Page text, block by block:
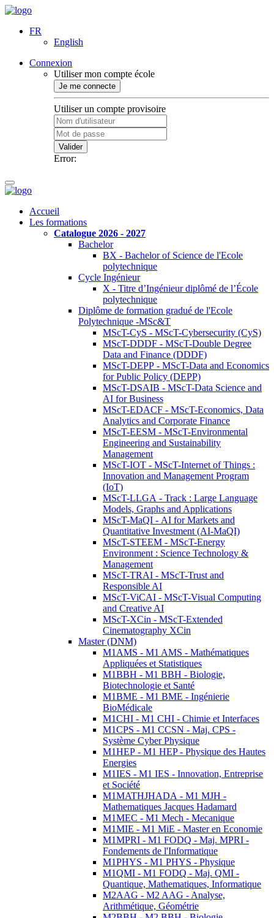
FR
English
Connexion
Utiliser mon compte école
Je me connecte
Utiliser un compte provisoire
Valider
Error:
Accueil
Les formations
Catalogue 2026 - 2027
Bachelor
BX - Bachelor of Science de l'Ecole
polytechnique
Cycle Ingénieur
X - Titre d’Ingénieur diplômé de l’École
polytechnique
Diplôme de formation gradué de l'Ecole
Polytechnique -MSc&T
MScT-CyS - MScT-Cybersecurity (CyS)
MScT-DDDF - MScT-Double Degree
Data and Finance (DDDF)
MScT-DEPP - MScT-Data and Economics
for Public Policy (DEPP)
MScT-DSAIB - MScT-Data Science and
AI for Business
MScT-EDACF - MScT-Economics, Data
Analytics and Corporate Finance
MScT-EESM - MScT-Environmental
Engineering and Sustainability
Management
MScT-IOT - MScT-Internet of Things :
Innovation and Management Program
(IoT)
MScT-LLGA - Track : Large Language
Models, Graphs and Applications
MScT-MaQI - AI for Markets and
Quantitative Investment (AI-MaQI)
MScT-STEEM - MScT-Energy
Environment : Science Technology &
Management
MScT-TRAI - MScT-Trust and
Responsible AI
MScT-ViCAI - MScT-Visual Computing
and Creative AI
MScT-XCin - MScT-Extended
Cinematography XCin
Master (DNM)
M1AMS - M1 AMS - Mathématiques
Appliquées et Statistiques
M1BBH - M1 BBH - Biologie,
Biotechnologie et Santé
M1BME - M1 BME - Ingénierie
BioMédicale
M1CHI - M1 CHI - Chimie et Interfaces
M1CPS - M1 CCSN - Maj. CPS -
Système Cyber Physique
M1HEP - M1 HEP - Physique des Hautes
Energies
M1IES - M1 IES - Innovation, Entreprise
et Société
M1MATHJHADA - M1 MJH -
Mathematiques Jacques Hadamard
M1MEC - M1 Mech - Mecanique
M1MIE - M1 MiE - Master en Economie
M1MPRI - M1 FODQ - Maj. MPRI -
Fondements de l'Informatique
M1PHYS - M1 PHYS - Physique
M1QMI - M1 FODQ - Maj. QMI -
Quantique, Mathematiques, Informatique
M2AAG - M2 AAG - Analyse,
Arithmétique, Géométrie